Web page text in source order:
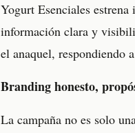
Yogurt Esenciales
información clara y
el anaquel, respondiendo
Branding honesto,
La campaña no es solo